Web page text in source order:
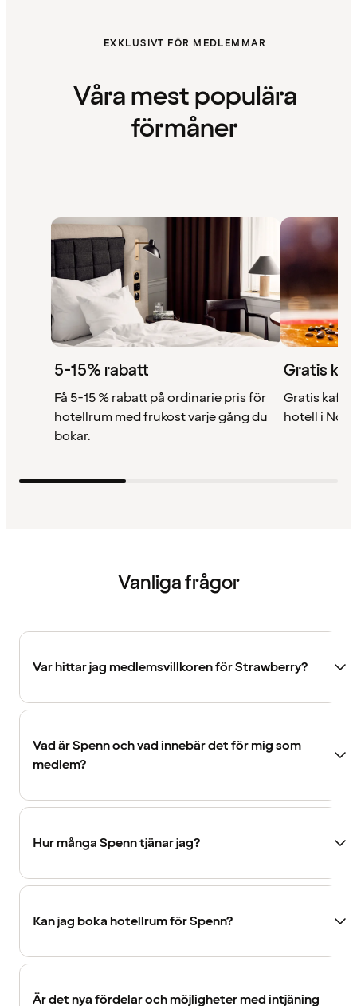
EXKLUSIVT FÖR MEDLEMMAR
Våra mest populära
förmåner
5-15% rabatt
Få 5-15 % rabatt på ordinarie pris för
hotellrum med frukost varje gång du
bokar.
Gratis
Gratis kaffe
hotell i
Vanliga frågor
Var hittar jag medlemsvillkoren för Strawberry?
Vad är Spenn och vad innebär det för mig som
medlem?
Hur många Spenn tjänar jag?
Kan jag boka hotellrum för Spenn?
Är det nya fördelar och möjligheter med intjäning